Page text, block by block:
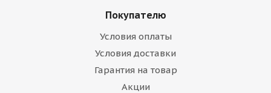
Покупателю
Условия оплаты
Условия доставки
Гарантия на товар
Акции